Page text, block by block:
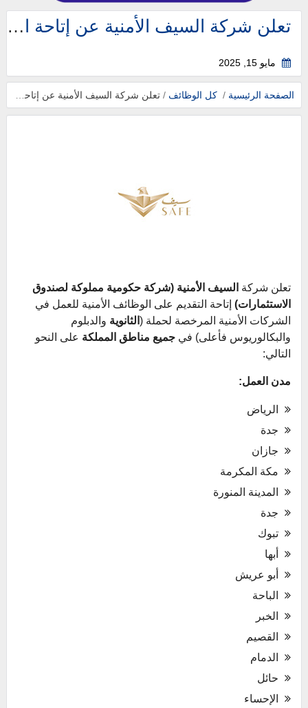
تعلن شركة السيف الأمنية عن إتاحة التقديم على الوظائف الأمنية بجميع مناطق المملكة.
مايو 15, 2025
الصفحة الرئيسية / كل الوظائف / تعلن شركة السيف الأمنية عن إتاحة التقديم على الوظائف الأمنية بجميع مناطق المملكة.
تعلن شركة السيف الأمنية (شركة حكومية مملوكة لصندوق
الاستثمارات)إتاحة التقديم على الوظائف الأمنية للعمل في
الشركات الأمنية المرخصة لحملة (الثانوية والدبلوم
والبكالوريوس فأعلى) في جميع مناطق المملكة على النحو
التالي:
مدن العمل:
الرياض
جدة
جازان
مكة المكرمة
المدينة المنورة
جدة
تبوك
أبها
أبو عريش
الباحة
الخبر
القصيم
الدمام
حائل
الإحساء